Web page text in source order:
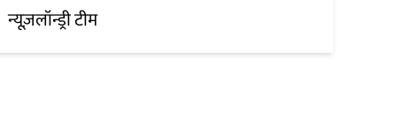
न्यूज़लॉन्ड्री टीम